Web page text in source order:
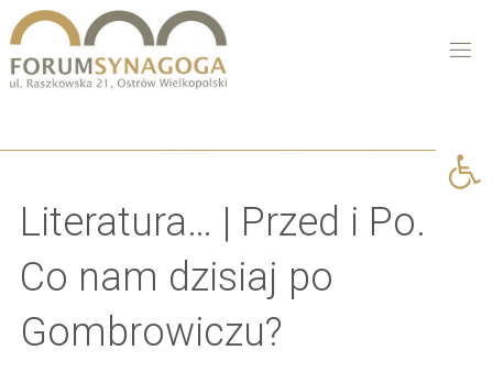
Literatura… | Przed i Po.
Co nam dzisiaj po
Gombrowiczu?